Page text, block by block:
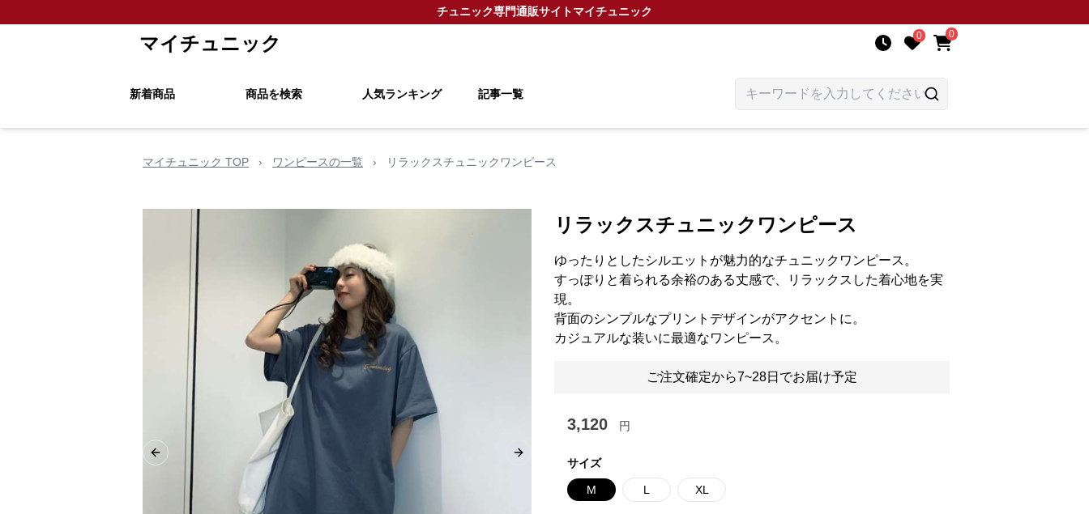
チュニック専門通販サイトマイチュニック
マイチュニック 0 0
新着商品 商品を検索 人気ランキング 記事一覧
マイチュニック TOP › ワンピースの一覧 › リラックスチュニックワンピース
Previous slide Next slide
リラックスチュニックワンピース
ゆったりとしたシルエットが魅力的なチュニックワンピース。
すっぽりと着られる余裕のある丈感で、リラックスした着心地を実
現。
背面のシンプルなプリントデザインがアクセントに。
カジュアルな装いに最適なワンピース。
ご注文確定から7~28日でお届け予定
3,120 円
サイズ
M L XL